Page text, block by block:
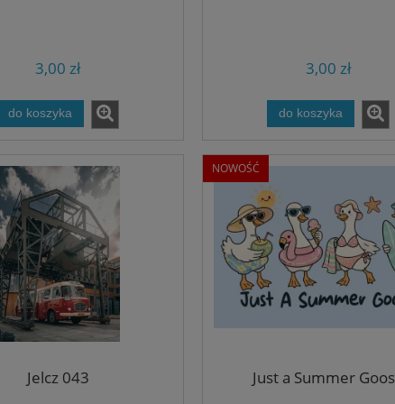
3,00 zł
do koszyka
3,00 zł
do koszyka
Jelcz 043 Just a Summer
NOWOŚĆ